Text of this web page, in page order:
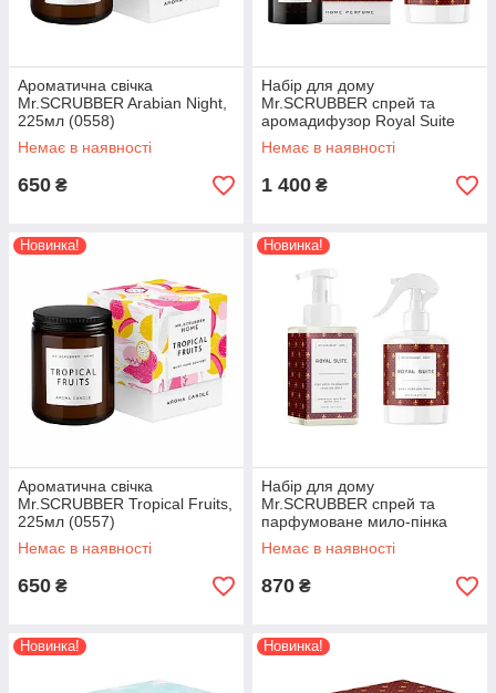
Ароматична свічка
Mr.SCRUBBER Arabian Night,
225мл (0558)
Немає в наявності
650 ₴
Набір для дому
Mr.SCRUBBER спрей та
аромадифузор Royal Suite
(2043)
Немає в наявності
1 400 ₴
Новинка!
Ароматична свічка
Mr.SCRUBBER Tropical Fruits,
225мл (0557)
Немає в наявності
650 ₴
Новинка!
Набір для дому
Mr.SCRUBBER спрей та
парфумоване мило-пінка
Royal Suite (2044)
Немає в наявності
870 ₴
Новинка! Новинка!